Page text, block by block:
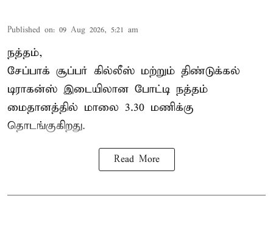
Published on: 09 Aug 2026, 5:21 am
நத்தம்,
சேப்பாக் சூப்பர் கில்லீஸ் மற்றும் திண்டுக்கல்
டிராகன்ஸ் இடையிலான போட்டி நத்தம்
மைதானத்தில் மாலை 3.30 மணிக்கு
தொடங்குகிறது.
Read More